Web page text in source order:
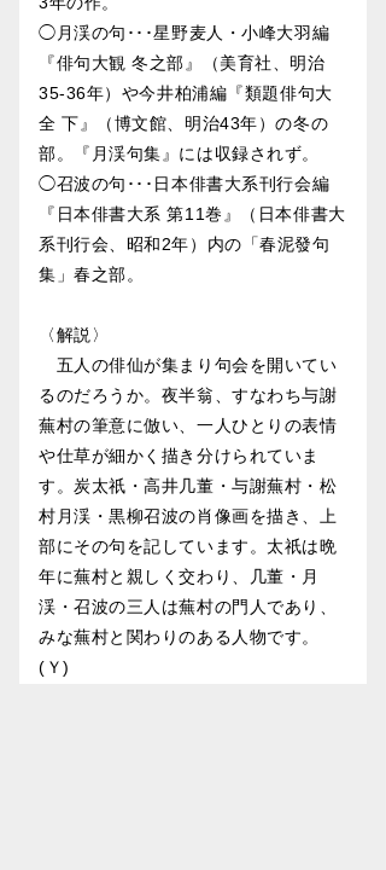
◯月渓の句･･･星野麦人・小峰大羽編
『俳句大観 冬之部』（美育社、明治
35-36年）や今井柏浦編『類題俳句大
全 下』（博文館、明治43年）の冬の
部。『月渓句集』には収録されず。
◯召波の句･･･日本俳書大系刊行会編
『日本俳書大系 第11巻』（日本俳書大
系刊行会、昭和2年）内の「春泥發句
集」春之部。
〈解説〉
五人の俳仙が集まり句会を開いてい
るのだろうか。夜半翁、すなわち与謝
蕪村の筆意に倣い、一人ひとりの表情
や仕草が細かく描き分けられていま
す。炭太祇・高井几董・与謝蕪村・松
村月渓・黒柳召波の肖像画を描き、上
部にその句を記しています。太祇は晩
年に蕪村と親しく交わり、几董・月
渓・召波の三人は蕪村の門人であり、
みな蕪村と関わりのある人物です。
(Ｙ)